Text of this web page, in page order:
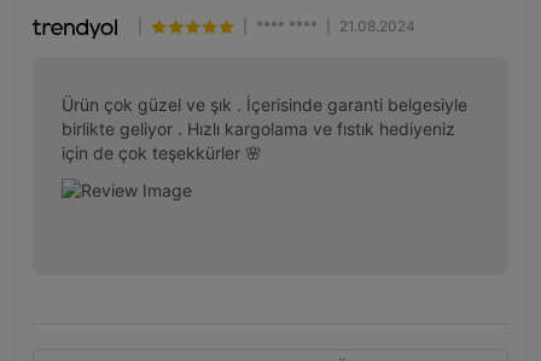
**** **** 21.08.2024
Ürün çok güzel ve şık . İçerisinde garanti belgesiyle
birlikte geliyor . Hızlı kargolama ve fıstık hediyeniz
için de çok teşekkürler 🌸